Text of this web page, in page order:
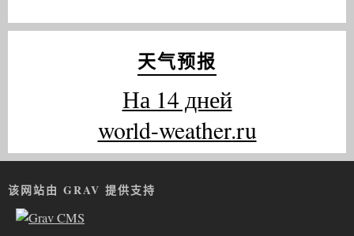
天气预报
На 14 дней
world-weather.ru
该网站由 GRAV 提供支持